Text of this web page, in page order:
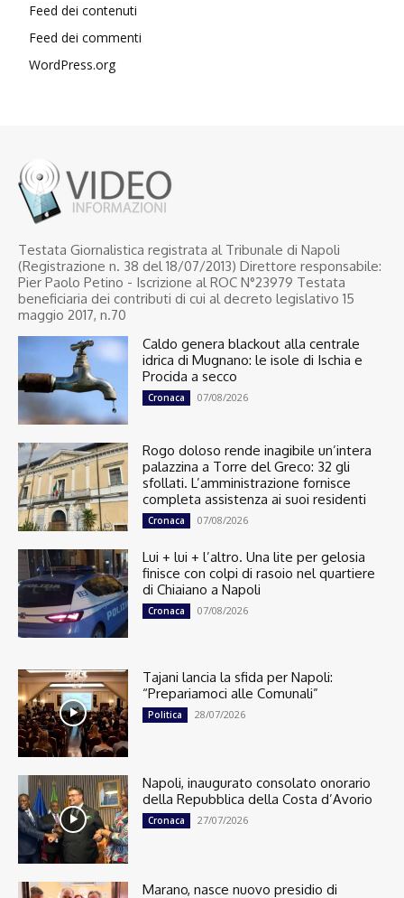
Feed dei contenuti
Feed dei commenti
WordPress.org
Testata Giornalistica registrata al Tribunale di Napoli
(Registrazione n. 38 del 18/07/2013) Direttore responsabile:
Pier Paolo Petino - Iscrizione al ROC N°23979 Testata
beneficiaria dei contributi di cui al decreto legislativo 15
maggio 2017, n.70
Caldo genera blackout alla centrale
idrica di Mugnano: le isole di Ischia e
Procida a secco
Cronaca 07/08/2026
Rogo doloso rende inagibile un’intera
palazzina a Torre del Greco: 32 gli
sfollati. L’amministrazione fornisce
completa assistenza ai suoi residenti
Cronaca 07/08/2026
Lui + lui + l’altro. Una lite per gelosia
finisce con colpi di rasoio nel quartiere
di Chiaiano a Napoli
Cronaca 07/08/2026
Tajani lancia la sfida per Napoli:
“Prepariamoci alle Comunali”
Politica 28/07/2026
Napoli, inaugurato consolato onorario
della Repubblica della Costa d’Avorio
Cronaca 27/07/2026
Marano, nasce nuovo presidio di